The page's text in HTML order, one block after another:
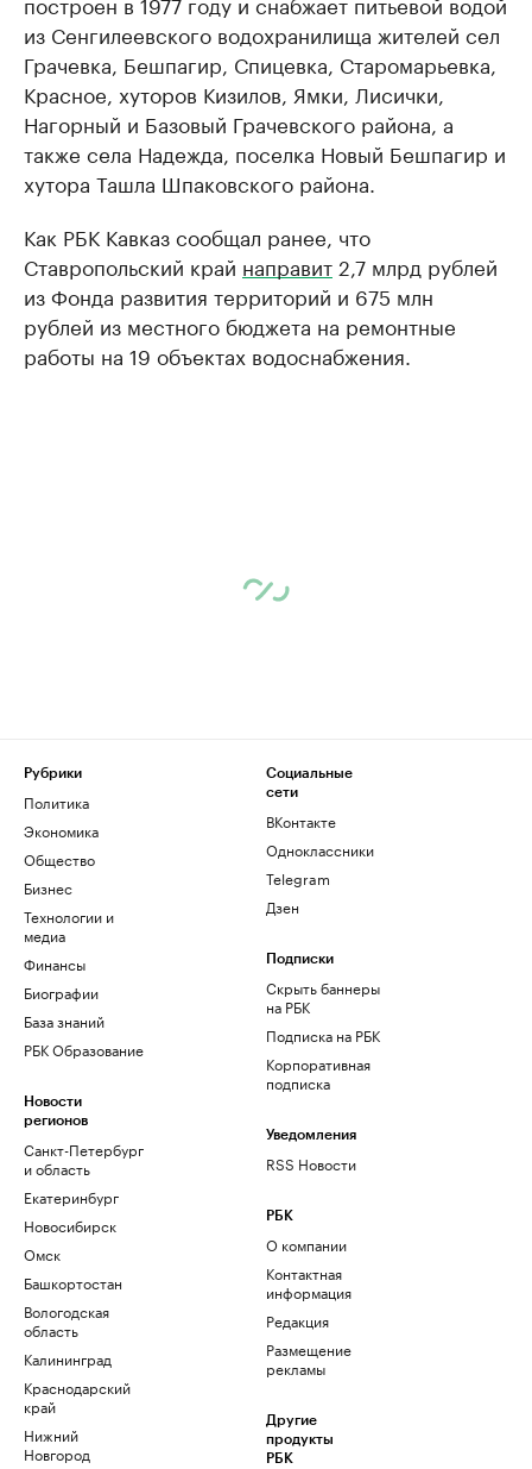
из Сенгилеевского водохранилища жителей сел
Грачевка, Бешпагир, Спицевка, Старомарьевка,
Красное, хуторов Кизилов, Ямки, Лисички,
Нагорный и Базовый Грачевского района, а
также села Надежда, поселка Новый Бешпагир и
хутора Ташла Шпаковского района.
Как РБК Кавказ сообщал ранее, что
Ставропольский край направит 2,7 млрд рублей
из Фонда развития территорий и 675 млн
рублей из местного бюджета на ремонтные
работы на 19 объектах водоснабжения.
Рубрики
Политика
Экономика
Общество
Бизнес
Технологии и
медиа
Финансы
Биографии
База знаний
РБК Образование
Новости
регионов
Санкт-Петербург
и область
Екатеринбург
Новосибирск
Омск
Башкортостан
Вологодская
область
Калининград
Краснодарский
край
Нижний
Новгород
Социальные
сети
ВКонтакте
Одноклассники
Telegram
Дзен
Подписки
Скрыть баннеры
на РБК
Подписка на РБК
Корпоративная
подписка
Уведомления
RSS Новости
РБК
О компании
Контактная
информация
Редакция
Размещение
рекламы
Другие
продукты
РБК